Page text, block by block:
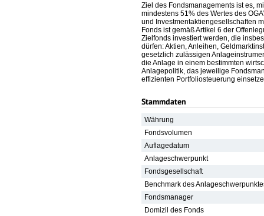
Ziel des Fondsmanagements ist es,
mindestens 51% des Wertes des
und Investmentaktiengesellschaften
Fonds ist gemäß Artikel 6 der
Zielfonds investiert werden, die
dürfen: Aktien, Anleihen,
gesetzlich zulässigen
die Anlage in einem bestimmten
Anlagepolitik, das jeweilige
effizienten Portfoliosteuerung
Stammdaten
Währung
Fondsvolumen
Auflagedatum
Anlageschwerpunkt
Fondsgesellschaft
Benchmark des
Fondsmanager
Domizil des Fonds